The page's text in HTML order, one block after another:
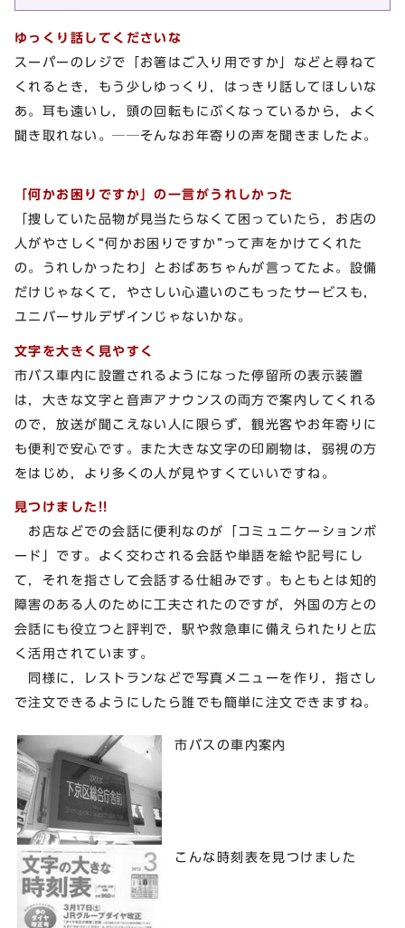
ゆっくり話してくださいな
スーパーのレジで「お箸はご入り用ですか」などと尋ねて
くれるとき，もう少しゆっくり，はっきり話してほしいな
あ。耳も遠いし，頭の回転もにぶくなっているから，よく
聞き取れない。──そんなお年寄りの声を聞きましたよ。
「何かお困りですか」の一言がうれしかった
「捜していた品物が見当たらなくて困っていたら，お店の
人がやさしく“何かお困りですか”って声をかけてくれた
の。うれしかったわ」とおばあちゃんが言ってたよ。設備
だけじゃなくて，やさしい心遣いのこもったサービスも，
ユニバーサルデザインじゃないかな。
文字を大きく見やすく
市バス車内に設置されるようになった停留所の表示装置
は，大きな文字と音声アナウンスの両方で案内してくれる
ので，放送が聞こえない人に限らず，観光客やお年寄りに
も便利で安心です。また大きな文字の印刷物は，弱視の方
をはじめ，より多くの人が見やすくていいですね。
見つけました!!
お店などでの会話に便利なのが「コミュニケーションボ
ード」です。よく交わされる会話や単語を絵や記号にし
て，それを指さして会話する仕組みです。もともとは知的
障害のある人のために工夫されたのですが，外国の方との
会話にも役立つと評判で，駅や救急車に備えられたりと広
く活用されています。
同様に，レストランなどで写真メニューを作り，指さし
で注文できるようにしたら誰でも簡単に注文できますね。
市バスの車内案内
こんな時刻表を見つけました